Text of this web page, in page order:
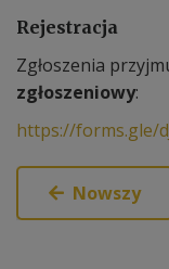
Rejestracja
Zgłoszenia
zgłoszeniowy:
https://forms.gle/
Nowszy